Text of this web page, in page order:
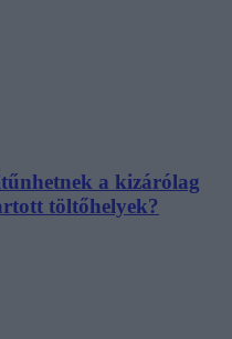
a kizárólag
töltőhelyek?